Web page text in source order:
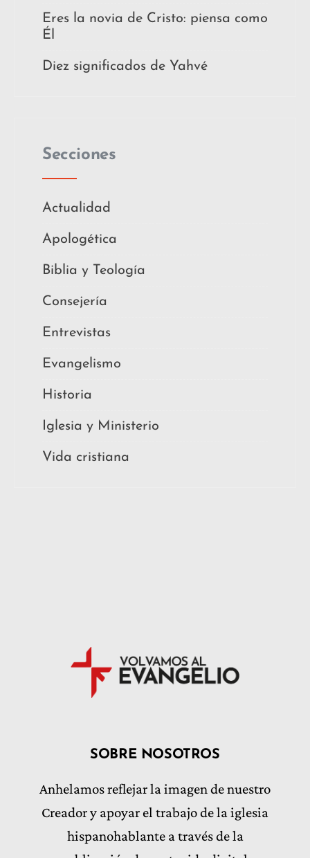
Eres la novia de Cristo: piensa como
Él
Diez significados de Yahvé
Secciones
Actualidad
Apologética
Biblia y Teología
Consejería
Entrevistas
Evangelismo
Historia
Iglesia y Ministerio
Vida cristiana
SOBRE NOSOTROS
Anhelamos reflejar la imagen de nuestro
Creador y apoyar el trabajo de la iglesia
hispanohablante a través de la